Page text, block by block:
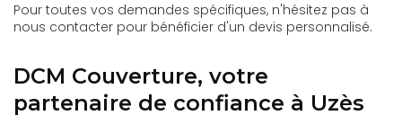
Pour toutes vos demandes spécifiques, n'hésitez pas à
nous contacter pour bénéficier d'un devis personnalisé.
DCM Couverture, votre
partenaire de confiance à Uzès